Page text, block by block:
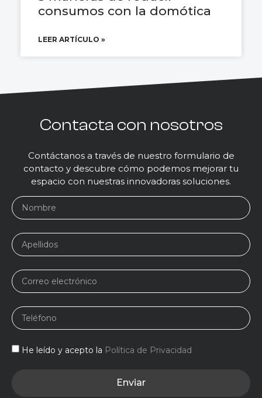
consumos con la domótica
LEER ARTÍCULO »
Contacta con nosotros
Contáctanos a través de nuestro formulario de
contacto y descubre cómo podemos mejorar tu
espacio con nuestras innovadoras soluciones.
He leído y acepto la Política de Privacidad
Enviar